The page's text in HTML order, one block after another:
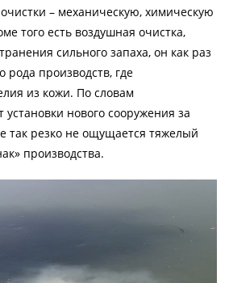
– механическую, химическую
того есть воздушная очистка,
сильного запаха, он как раз
рода производств, где
из кожи. По словам
установки нового сооружения за
так резко не ощущается тяжелый
производства.